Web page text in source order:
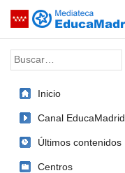
Saltar navegación
Palabra o frase:
Inicio
Canal EducaMadrid
Últimos contenidos
Centros